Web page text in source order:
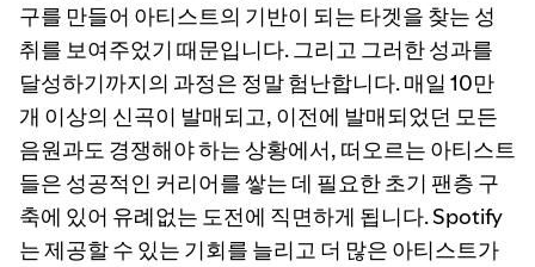
구를 만들어 아티스트의 기반이 되는 타겟을 찾는 성
취를 보여주었기 때문입니다. 그리고 그러한 성과를
달성하기까지의 과정은 정말 험난합니다. 매일 10만
개 이상의 신곡이 발매되고, 이전에 발매되었던 모든
음원과도 경쟁해야 하는 상황에서, 떠오르는 아티스트
들은 성공적인 커리어를 쌓는 데 필요한 초기 팬층 구
축에 있어 유례없는 도전에 직면하게 됩니다. Spotify
는 제공할 수 있는 기회를 늘리고 더 많은 아티스트가